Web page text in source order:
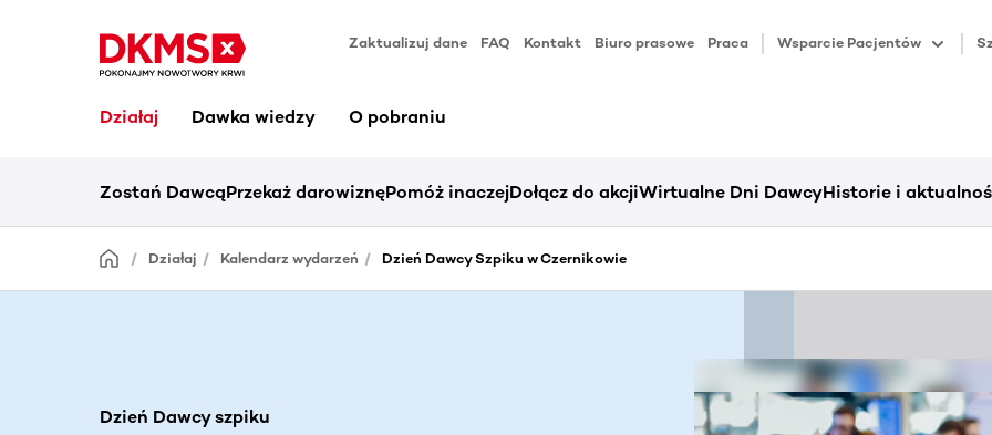
Zaktualizuj dane FAQ Kontakt Biuro prasowe Praca Wsparcie Pacjentów
Działaj Dawka wiedzy O pobraniu
Zostań DawcąPrzekaż darowiznęPomóż inaczejDołącz do akcjiWirtualne Dni DawcyHistorie i
Działaj Kalendarz wydarzeń Dzień Dawcy Szpiku w Czernikowie
Dzień Dawcy szpiku